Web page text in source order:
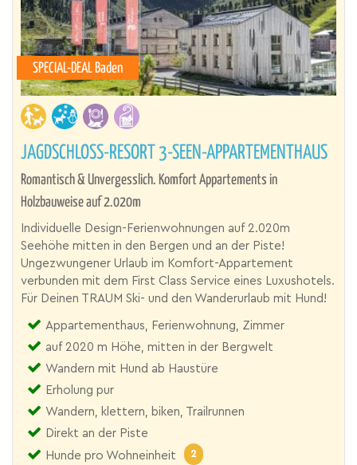
SPECIAL-DEAL Baden
JAGDSCHLOSS-RESORT 3-SEEN-APPARTEMENTHAUS
Romantisch & Unvergesslich. Komfort Appartements in
Holzbauweise auf 2.020m
Individuelle Design-Ferienwohnungen auf 2.020m
Seehöhe mitten in den Bergen und an der Piste!
Ungezwungener Urlaub im Komfort-Appartement
verbunden mit dem First Class Service eines Luxushotels.
Für Deinen TRAUM Ski- und den Wanderurlaub mit Hund!
Appartementhaus, Ferienwohnung, Zimmer
auf 2020 m Höhe, mitten in der Bergwelt
Wandern mit Hund ab Haustüre
Erholung pur
Wandern, klettern, biken, Trailrunnen
Direkt an der Piste
Hunde pro Wohneinheit
2